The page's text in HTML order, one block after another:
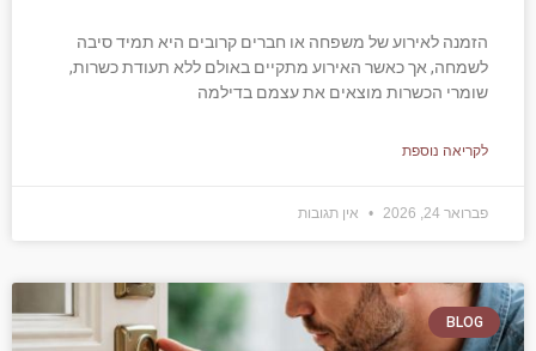
הזמנה לאירוע של משפחה או חברים קרובים היא תמיד סיבה
לשמחה, אך כאשר האירוע מתקיים באולם ללא תעודת כשרות,
שומרי הכשרות מוצאים את עצמם בדילמה
לקריאה נוספת
פברואר 24, 2026 אין תגובות
BLOG